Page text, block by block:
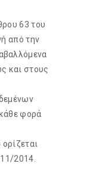
63 του
από την
και στους
φορά
2014.